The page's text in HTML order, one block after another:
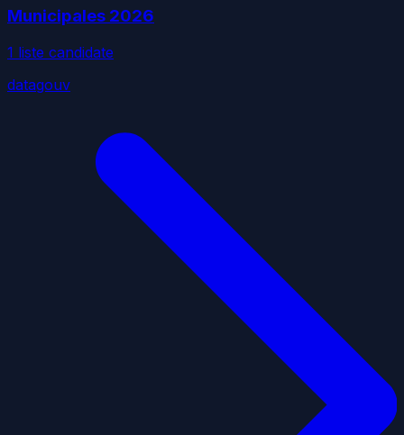
Municipales 2026
1 liste candidate
datagouv